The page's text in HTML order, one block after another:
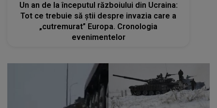
Un an de la începutul războiului din Ucraina:
Tot ce trebuie să știi despre invazia care a
„cutremurat” Europa. Cronologia
evenimentelor